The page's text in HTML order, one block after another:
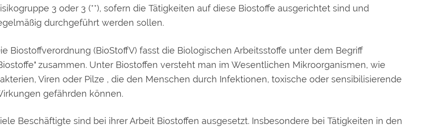
3 oder 3 (**), sofern die Tätigkeiten auf diese Biostoffe ausgerichtet sind und
durchgeführt werden sollen.
Biostoffverordnung (BioStoffV) fasst die Biologischen Arbeitsstoffe unter dem Begriff
zusammen. Unter Biostoffen versteht man im Wesentlichen Mikroorganismen, wie
Viren oder Pilze , die den Menschen durch Infektionen, toxische oder sensibilisierende
gefährden können.
Beschäftigte sind bei ihrer Arbeit Biostoffen ausgesetzt. Insbesondere bei Tätigkeiten in den